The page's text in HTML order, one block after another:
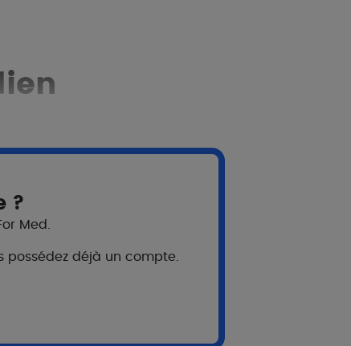
irréversibles
quand l'envie de toucher les
?
Med.
possédez déjà un compte.